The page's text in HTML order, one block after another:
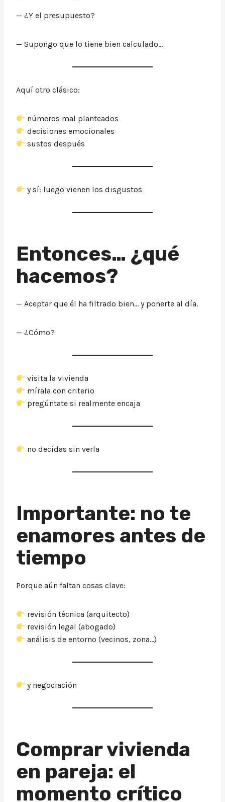
— ¿Y el presupuesto?
— Supongo que lo tiene bien calculado…
Aquí otro clásico:
números mal planteados
decisiones emocionales
sustos después
y sí: luego vienen los disgustos
Entonces… ¿qué
hacemos?
— Aceptar que él ha filtrado bien… y ponerte al día.
— ¿Cómo?
visita la vivienda
mírala con criterio
pregúntate si realmente encaja
no decidas sin verla
Importante: no te
enamores antes de
tiempo
Porque aún faltan cosas clave:
revisión técnica (arquitecto)
revisión legal (abogado)
análisis de entorno (vecinos, zona…)
y negociación
Comprar vivienda
en pareja: el
momento crítico